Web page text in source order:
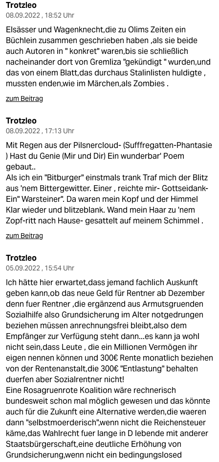
Trotzleo
08.09.2022 , 18:52 Uhr
Elsässer und Wagenknecht,die zu Olims Zeiten ein
Büchlein zusammen geschrieben haben ,als sie beide
auch Autoren in " konkret" waren,bis sie schließlich
nacheinander dort von Gremliza "gekündigt " wurden,und
das von einem Blatt,das durchaus Stalinlisten huldigte ,
mussten enden,wie im Märchen,als Zombies .
zum Beitrag
Trotzleo
08.09.2022 , 17:13 Uhr
Mit Regen aus der Pilsnercloud- (Sufffregatten-Phantasie
) Hast du Genie (Mir und Dir) Ein wunderbar' Poem
gebaut..
Als ich ein "Bitburger" einstmals trank Traf mich der Blitz
aus 'nem Bittergewitter. Einer , reichte mir- Gottseidank-
Ein" Warsteiner". Da waren mein Kopf und der Himmel
Klar wieder und blitzeblank. Wand mein Haar zu 'nem
Zopf-ritt nach Hause- gesattelt auf meinem Schimmel .
zum Beitrag
Trotzleo
05.09.2022 , 15:54 Uhr
Ich hätte hier erwartet,dass jemand fachlich Auskunft
geben kann,ob das neue Geld für Rentner ab Dezember
denn fuer Rentner ,die ergänzend aus Armutsgruenden
Sozialhilfe also Grundsicherung im Alter notgedrungen
beziehen müssen anrechnungsfrei bleibt,also dem
Empfänger zur Verfügung steht dann...es kann ja wohl
nicht sein,dass Leute , die ein Millionen Vermögen ihr
eigen nennen können und 300€ Rente monatlich beziehen
von der Rentenanstalt,die 300€ "Entlastung" behalten
duerfen aber Sozialrentner nicht!
Eine Rosagruenrote Koalition wäre rechnerisch
bundesweit schon mal möglich gewesen und das könnte
auch für die Zukunft eine Alternative werden,die waeren
dann "selbstmoerderisch",wenn nicht die Reichensteuer
käme,das Wahlrecht fuer lange in D lebende mit anderer
Staatsbürgerschaft,eine deutliche Erhöhung von
Grundsicherung,wenn nicht ein bedingungslosed